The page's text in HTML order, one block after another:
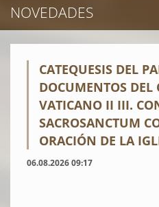
NOVEDADES
CATEQUESIS DEL
DOCUMENTOS DEL
VATICANO II III.
SACROSANCTUM
ORACIÓN DE LA
06.08.2026 09:17